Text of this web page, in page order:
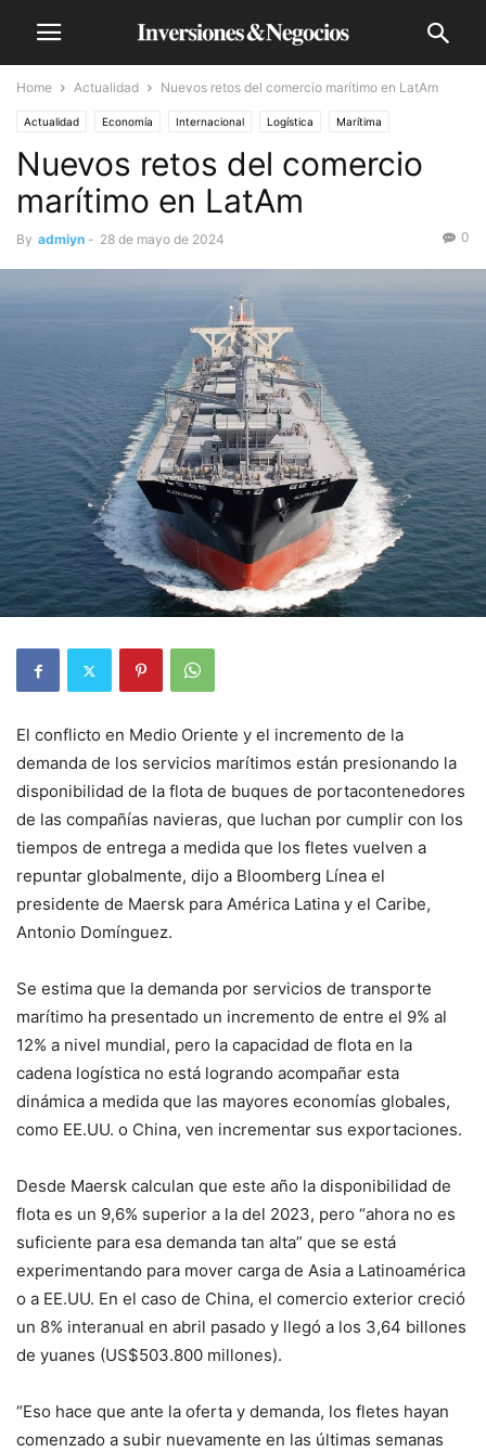
Home Actualidad Nuevos retos del comercio marítimo en LatAm
Actualidad Economía Internacional Logística Marítima
Nuevos retos del comercio
marítimo en LatAm
By admiyn - 28 de mayo de 2024 0
El conflicto en Medio Oriente y el incremento de la
demanda de los servicios marítimos están presionando la
disponibilidad de la flota de buques de portacontenedores
de las compañías navieras, que luchan por cumplir con los
tiempos de entrega a medida que los fletes vuelven a
repuntar globalmente, dijo a Bloomberg Línea el
presidente de Maersk para América Latina y el Caribe,
Antonio Domínguez.
Se estima que la demanda por servicios de transporte
marítimo ha presentado un incremento de entre el 9% al
12% a nivel mundial, pero la capacidad de flota en la
cadena logística no está logrando acompañar esta
dinámica a medida que las mayores economías globales,
como EE.UU. o China, ven incrementar sus exportaciones.
Desde Maersk calculan que este año la disponibilidad de
flota es un 9,6% superior a la del 2023, pero “ahora no es
suficiente para esa demanda tan alta” que se está
experimentando para mover carga de Asia a Latinoamérica
o a EE.UU. En el caso de China, el comercio exterior creció
un 8% interanual en abril pasado y llegó a los 3,64 billones
de yuanes (US$503.800 millones).
“Eso hace que ante la oferta y demanda, los fletes hayan
comenzado a subir nuevamente en las últimas semanas